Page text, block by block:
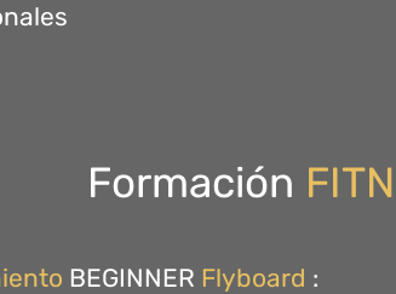
Formación
BEGINNER Flyboard :